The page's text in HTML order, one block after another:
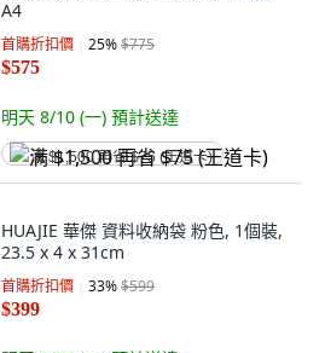
A4
首購折扣價 25%$775
$575
明天 8/10 (一) 預計送達
满 $1,500 再省 $75 (王道卡)
HUAJIE 華傑 資料收納袋 粉色, 1個裝,
23.5 x 4 x 31cm
首購折扣價 33%$599
$399